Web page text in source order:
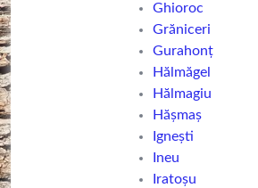
Ghioroc
Grăniceri
Gurahonț
Hălmăgel
Hălmagiu
Hășmaș
Ignești
Ineu
Iratoșu